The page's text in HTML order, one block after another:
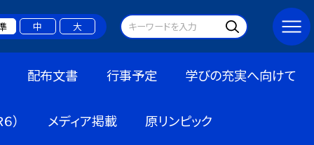
中 大
配布文書 行事予定 学びの充実へ向けて
） メディア掲載 原リンピック